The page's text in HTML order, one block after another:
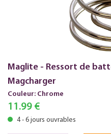
Maglite - Ressort de
Magcharger
Couleur: Chrome
11.99 €
4 - 6 jours ouvrables